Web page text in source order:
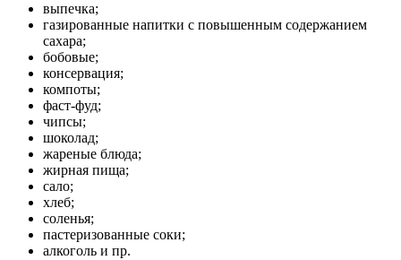
выпечка;
газированные напитки с повышенным содержанием
сахара;
бобовые;
консервация;
компоты;
фаст-фуд;
чипсы;
шоколад;
жареные блюда;
жирная пища;
сало;
хлеб;
соленья;
пастеризованные соки;
алкоголь и пр.